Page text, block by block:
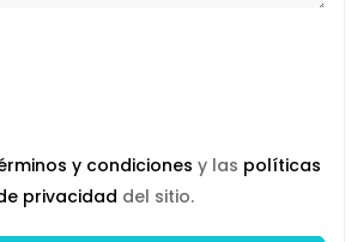
y condiciones y las políticas
privacidad del sitio.